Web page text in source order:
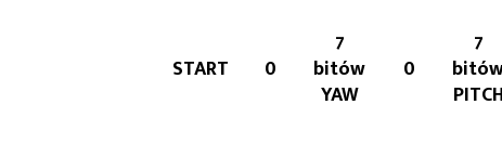
START 0
7
bitów
YAW
0
7
PITCH